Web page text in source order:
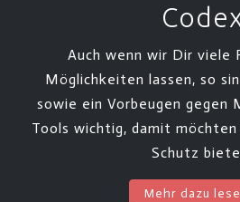
Auch wenn wir Dir viele
Möglichkeiten lassen, so
sowie ein Vorbeugen gegen
Tools wichtig, damit
Schutz
Mehr dazu